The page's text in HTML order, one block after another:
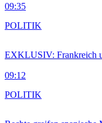
09:35
EXKLUSIV: Frankreich
09:12
POLITIK
POLITIK